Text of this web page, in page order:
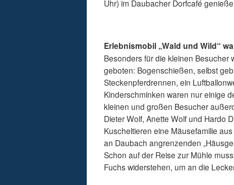
Uhr) im Daubacher Dorfcafé
Erlebnismobil „Wald und Wild“
Besonders für die kleinen Besucher
geboten: Bogenschießen, selbst
Steckenpferdrennen, ein
Kinderschminken waren nur einige
kleinen und großen Besucher
Dieter Wolf, Anette Wolf und Hardo
Kuscheltieren eine Mäusefamilie
an Daubach angrenzenden
Schon auf der Reise zur Mühle
Fuchs widerstehen, um an die